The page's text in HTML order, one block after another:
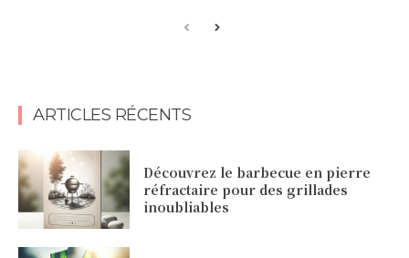
ARTICLES RÉCENTS
Découvrez le barbecue en pierre
réfractaire pour des grillades
inoubliables